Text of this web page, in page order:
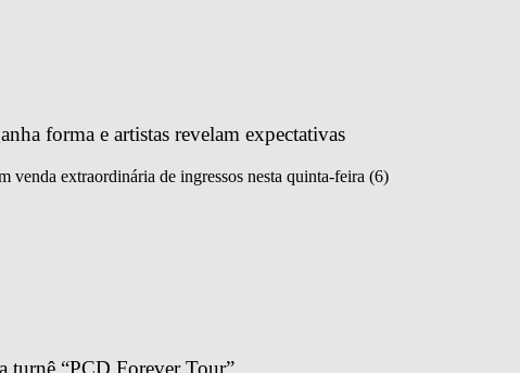
forma e artistas revelam expectativas
venda extraordinária de ingressos nesta quinta-feira (6)
turnê “PCD Forever Tour”